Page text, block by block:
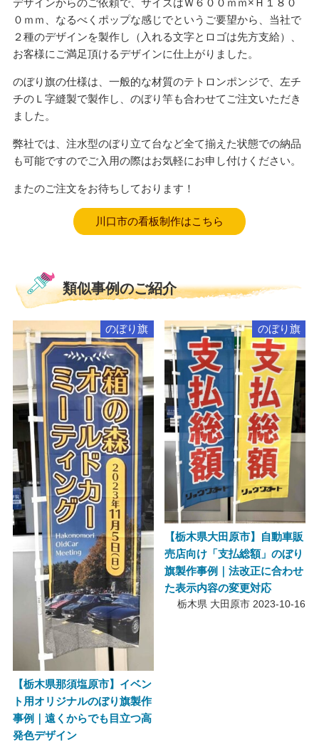
０ｍｍ、なるべくポップな感じでというご要望から、当社で
２種のデザインを製作し（入れる文字とロゴは先方支給）、
お客様にご満足頂けるデザインに仕上がりました。
のぼり旗の仕様は、一般的な材質のテトロンポンジで、左チ
チのＬ字縫製で製作し、のぼり竿も合わせてご注文いただき
ました。
弊社では、注水型のぼり立て台など全て揃えた状態での納品
も可能ですのでご入用の際はお気軽にお申し付けください。
またのご注文をお待ちしております！
川口市の看板制作はこちら
類似事例のご紹介
のぼり旗
【栃木県那須塩原市】イベン
ト用オリジナルのぼり旗製作
事例｜遠くからでも目立つ高
発色デザイン
のぼり旗
【栃木県大田原市】自動車販
売店向け「支払総額」のぼり
旗製作事例｜法改正に合わせ
た表示内容の変更対応
栃木県 大田原市 2023-10-16